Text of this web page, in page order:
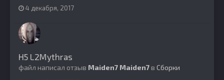
4 декабря, 2017
H5 L2Mythras
файл написал отзыв Maiden7 Maiden7в Сборки